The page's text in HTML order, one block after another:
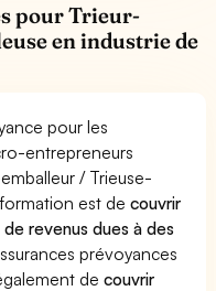
pour Trieur-
en industrie de
pour les
entrepreneurs
/ Trieuse-
est decouvrir
revenus dues à des
prévoyances
decouvrir